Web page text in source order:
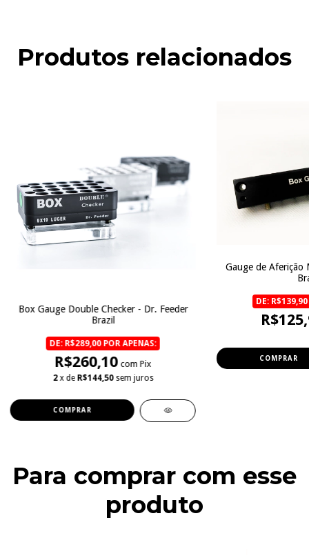
Produtos relacionados
Box Gauge Double Checker - Dr. Feeder
Brazil
DE: R$289,00 POR APENAS:
R$260,10 com Pix
2 x de R$144,50 sem juros
COMPRAR
Gauge de Aferição
DE: R$139,90
COMPRAR
Para comprar com esse
produto